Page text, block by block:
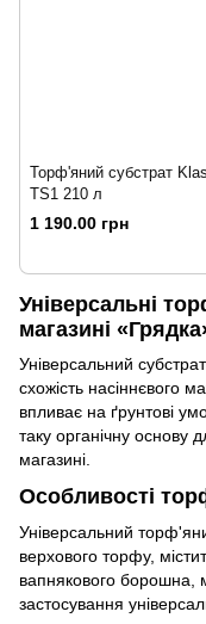
Торф'яний субстрат
TS1 210 л
1 190.00 грн
Універсальні
магазині
Універсальний
схожість насіннєвого
впливає на ґрунтові
таку органічну основу
магазині.
Особливості
Універсальний
верхового торфу,
вапнякового борошна,
застосування